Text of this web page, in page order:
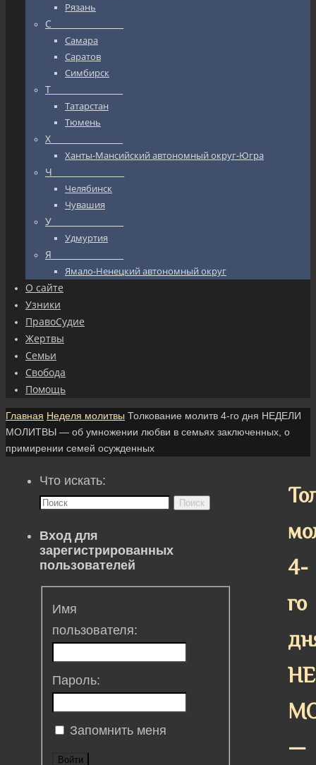
Рязань
С_________________
Самара
Саратов
Симбирск
Т_________________
Татарстан
Тюмень
Х_________________
Ханты-Мансийский автономный округ-Югра
Ч_________________
Челябинск
Чувашия
У_________________
Удмуртия
Я_________________
Ямало-Ненецкий автономный округ
О сайте
Узники
ПравоСудие
Жертвы
Семьи
Свобода
Помощь
Главная Неделя молитвы Толкование молитв 4-го дня НЕДЕЛИ
МОЛИТВЫ — об умножении любви в семьях заключенных, о
примирении семей осужденных
4-
го
—
Что искать:
Поиск
Вход для
зарегистрированных
пользователей
Имя
пользователя:
Пароль:
Запомнить меня
Войти